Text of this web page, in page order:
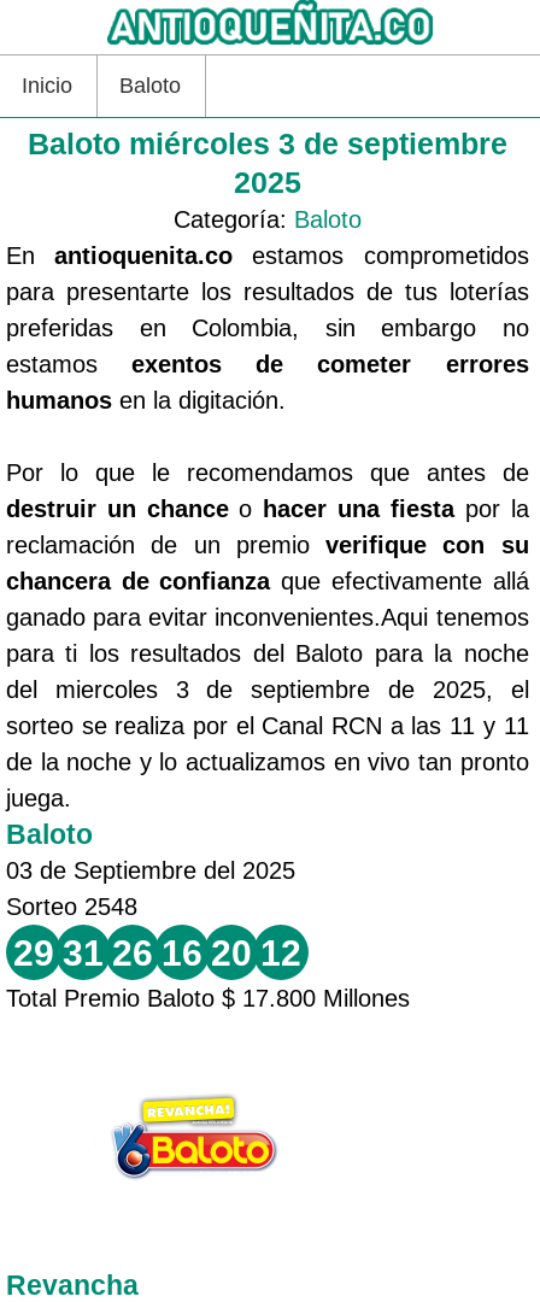
Inicio Baloto
Baloto miércoles 3 de septiembre
2025
Categoría: Baloto
Enantioquenita.co estamos comprometidos
para presentarte los resultados de tus loterías
preferidas en Colombia, sin embargo no
estamosexentos de cometer errores
humanos en la digitación.
Por lo que le recomendamos que antes de
destruir un chanceo hacer una fiestapor la
reclamación de un premioverifique con su
chancera de confianzaque efectivamente allá
ganado para evitar inconvenientes.Aqui tenemos
para ti los resultados del Baloto para la noche
del miercoles 3 de septiembre de 2025, el
sorteo se realiza por el Canal RCN a las 11 y 11
de la noche y lo actualizamos en vivo tan pronto
juega.
Baloto
03 de Septiembre del 2025
Sorteo 2548
29 31 26 16 20 12
Total Premio Baloto $ 17.800 Millones
Revancha